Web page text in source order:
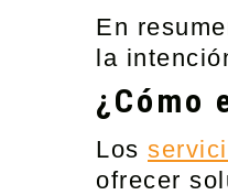
En
la
¿Cómo
Los
ofrecer